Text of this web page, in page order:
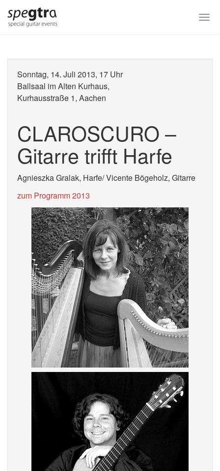
main
Sonntag, 14. Juli 2013, 17 Uhr
Ballsaal im Alten Kurhaus,
Kurhausstraße 1, Aachen
CLAROSCURO –
Gitarre trifft Harfe
Agnieszka Gralak, Harfe/ Vicente Bögeholz, Gitarre
zum Programm 2013